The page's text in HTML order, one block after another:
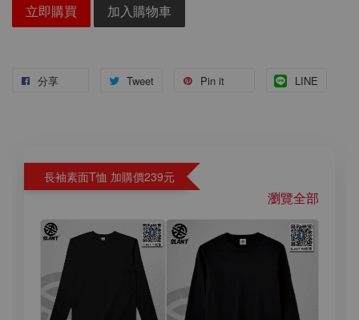
立即購買 加入購物車
分享 Tweet Pin it LINE
長袖素面T恤 加購價239元
瀏覽全部